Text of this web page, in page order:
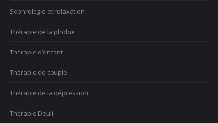
Sophrologie et relaxation
Thérapie de la phobie
Thérapie d’enfant
Thérapie de couple
Thérapie de la dépression
Thérapie Deuil